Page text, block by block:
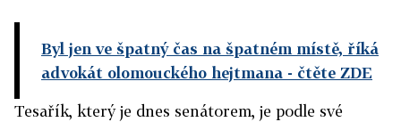
Byl jen ve špatný čas na špatném místě, říká
advokát olomouckého hejtmana - čtěte ZDE
Tesařík, který je dnes senátorem, je podle své